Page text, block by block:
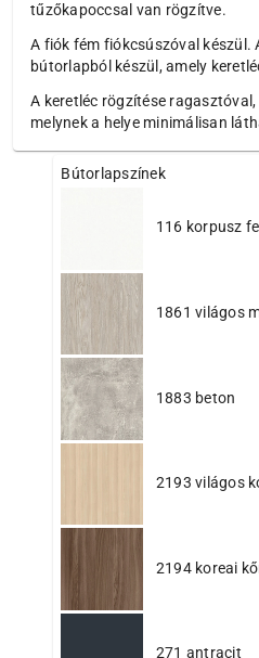
tűzőkapoccsal van rögzítve.
A fiók fém fiókcsúszóval készül.
bútorlapból készül, amely
A keretléc rögzítése
melynek a helye minimálisan
Bútorlapszínek
116 korpusz
1861 világos
1883 beton
2193 világos
2194 koreai
271 antracit